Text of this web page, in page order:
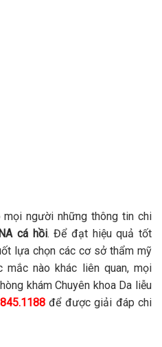
người những thông tin chi
cá hồi. Để đạt hiệu quả tốt
lựa chọn các cơ sở thẩm mỹ
nào khác liên quan, mọi
khám Chuyên khoa Da liễu
để được giải đáp chi